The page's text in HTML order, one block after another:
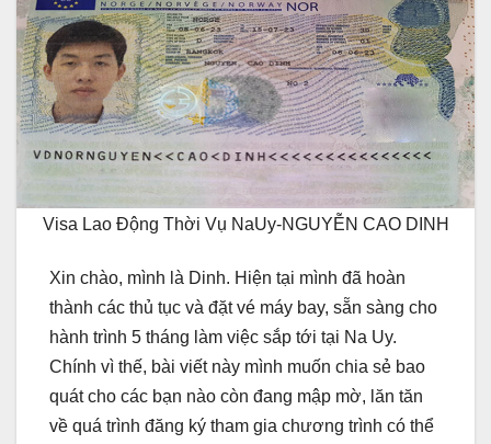
Visa Lao Động Thời Vụ NaUy-NGUYỄN CAO DINH
Xin chào, mình là Dinh. Hiện tại mình đã hoàn
thành các thủ tục và đặt vé máy bay, sẵn sàng cho
hành trình 5 tháng làm việc sắp tới tại Na Uy.
Chính vì thế, bài viết này mình muốn chia sẻ bao
quát cho các bạn nào còn đang mập mờ, lăn tăn
về quá trình đăng ký tham gia chương trình có thể